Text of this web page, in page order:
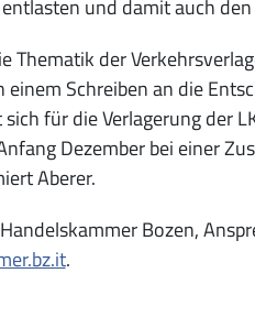
und damit auch
Thematik der
Schreiben an die
für die Verlagerung der
Dezember bei einer
Aberer.
Bozen,
.